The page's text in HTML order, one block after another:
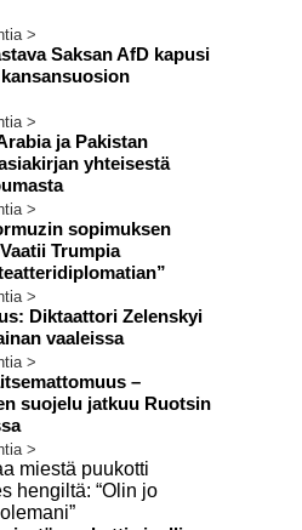
>
Saksan AfD kapusi
>
ja Pakistan
yhteisestä
>
sopimuksen
Trumpia
>
Diktaattori Zelenskyi
vaaleissa
>
–
suojelu jatkuu Ruotsin
>